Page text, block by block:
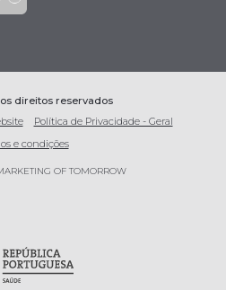
direitos reservados
Política de Privacidade - Geral
e condições
OF TOMORROW